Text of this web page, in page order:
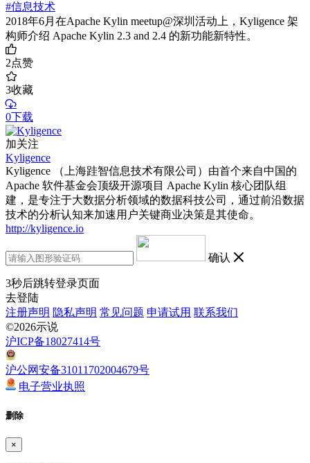
#信息技术
2018年6月在Apache Kylin meetup@深圳活动上，Kyligence 架
构师介绍 Apache Kylin 2.3 and 2.4 的新功能新特性。
2点赞
3收藏
0下载
加关注
Kyligence
Kyligence （上海跬智信息技术有限公司）由首个来自中国的
Apache 软件基金会顶级开源项目 Apache Kylin 核心团队组
建，是专注于大数据分析领域的数据科技公司，通过前沿数据
技术的分析认知来加速用户关键商业决策是其使命。
http://kyligence.io
确认
3秒后跳转登录页面
去登陆
注册声明 隐私声明 常见问题 申请试用 联系我们
©2026示说
沪ICP备18027414号
沪公网安备31011702004679号
电子营业执照
删除
×